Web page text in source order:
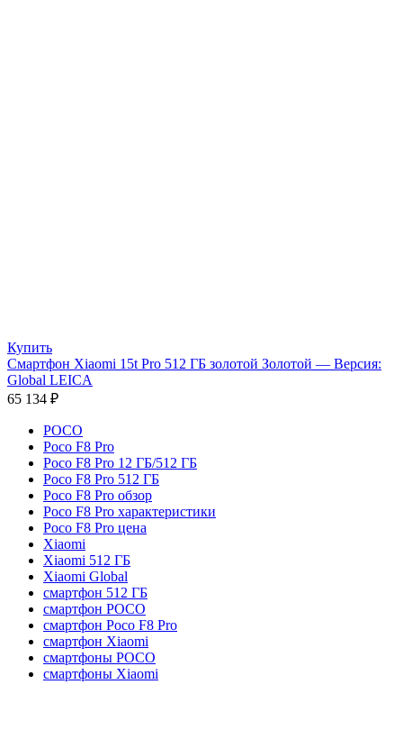
Купить
Смартфон Xiaomi 15t Pro 512 ГБ золотой Золотой — Версия:
Global LEICA
65 134 ₽
POCO
Poco F8 Pro
Poco F8 Pro 12 ГБ/512 ГБ
Poco F8 Pro 512 ГБ
Poco F8 Pro обзор
Poco F8 Pro характеристики
Poco F8 Pro цена
Xiaomi
Xiaomi 512 ГБ
Xiaomi Global
смартфон 512 ГБ
смартфон POCO
смартфон Poco F8 Pro
смартфон Xiaomi
смартфоны POCO
смартфоны Xiaomi